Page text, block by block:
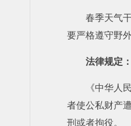
春季天气
要严格遵守野
法律规定：
《中华人
者使公私财产
刑或者拘役。